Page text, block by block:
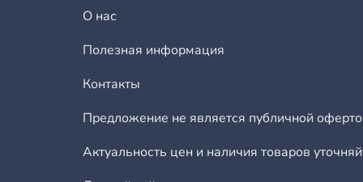
О нас
Полезная информация
Контакты
Предложение не является публичной
Актуальность цен и наличия товаров